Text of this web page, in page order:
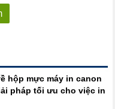
hộp mực máy in canon
pháp tối ưu cho việc in